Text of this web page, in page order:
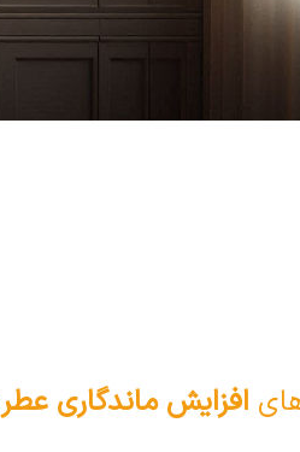
افزایش ماندگاری عطر